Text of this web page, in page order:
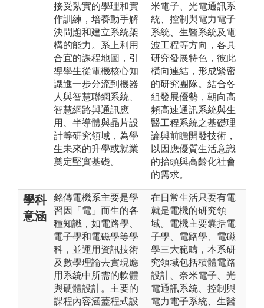
接受紮實的學理和實
作訓練，培養動手解
決問題和建立系統架
構的能力。系上利用
合宜的課程地圖，引
導學生從電機核心知
識進一步分流到機器
人與智慧聯網系統、
智慧網路與通訊應
用、半導體與晶片設
計等研究領域，為學
生未來的升學或就業
奠定堅實基礎。
米電子、光電通訊系
統、控制與電力電子
系統、生醫系統及電
波工程等方向，各具
研究發展特色，彼此
橫向連結，形成緊密
的研究團隊。結合各
組發展優勢，朝向高
頻高速通訊系統與生
醫工程系統之基礎理
論與前瞻開發技術，
以因應優質生活意識
的抬頭與高齡化社會
的需求。
學科
意涵
銘傳電機系主要是學
習因「電」而生的各
種知識，如電路學、
電子學和電磁學等學
科，並運用資訊技術
及數學理論去實現應
用系統中所需的軟體
與硬體設計。主要的
課程內容涵蓋程式設
在日常生活只要有電
就是電機的研究領
域。電機主要囊括電
子學、電路學、電磁
學三大範疇，本系研
究領域包括積體電路
設計、奈米電子、光
電通訊系統、控制與
電力電子系統、生醫